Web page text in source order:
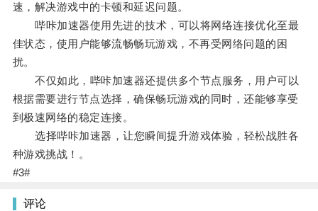
速，解决游戏中的卡顿和延迟问题。
哔咔加速器使用先进的技术，可以将网络连接优化至最
佳状态，使用户能够流畅畅玩游戏，不再受网络问题的困
扰。
不仅如此，哔咔加速器还提供多个节点服务，用户可以
根据需要进行节点选择，确保畅玩游戏的同时，还能够享受
到极速网络的稳定连接。
选择哔咔加速器，让您瞬间提升游戏体验，轻松战胜各
种游戏挑战！。
#3#
评论